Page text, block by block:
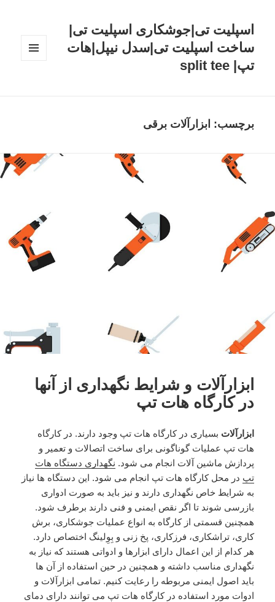
اسپلیت تی|جوشکاری اسپلیت تی|
ساخت اسپلیت تی|سدل نیپل|هات
تپ| split tee
برچسب: ابزارآلات برقی
ابزارآلات و شرایط نگهداری از آنها
در کارگاه هات تپ
ابزارآلات بسیاری در کارگاه هات تپ وجود دارند. در کارگاه
هات تپ عملیات گوناگونی برای ساخت اتصالات و تعمیر و
پردازش ماشین آلات انجام می شود. نگهداری دستگاه هات
تپ در محل کارگاه هات تپ انجام می شود. این دستگاه ها نیاز
به شرایط خاص نگهداری دارند و نیز باید به صورت ادواری
بازرسی شوند تا اگر نقص ایمنی و فنی دارند برطرف شود.
همچنین قسمتی از کارگاه به انواع عملیات جوشکاری، برش
کاری، تراشکاری، فرزکاری، پخ زنی و بِوِلینگ اختصاص دارد.
هر کدام از این اعمال دارای ابزارها و ادواتی هستند که نیاز به
نگهداری مناسب داشته و همچنین در حین استفاده از آن ها
باید اصول ایمنی مربوطه را رعایت کنیم. تمامی ابزارآلات و
ادوات مورد استفاده در کارگاه هات تپ می توانند دارای دمای